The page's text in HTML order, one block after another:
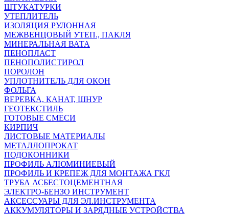
ШТУКАТУРКИ
УТЕПЛИТЕЛЬ
ИЗОЛЯЦИЯ РУЛОННАЯ
МЕЖВЕНЦОВЫЙ УТЕП., ПАКЛЯ
МИНЕРАЛЬНАЯ ВАТА
ПЕНОПЛАСТ
ПЕНОПОЛИСТИРОЛ
ПОРОЛОН
УПЛОТНИТЕЛЬ ДЛЯ ОКОН
ФОЛЬГА
ВЕРЕВКА, КАНАТ, ШНУР
ГЕОТЕКСТИЛЬ
ГОТОВЫЕ СМЕСИ
КИРПИЧ
ЛИСТОВЫЕ МАТЕРИАЛЫ
МЕТАЛЛОПРОКАТ
ПОДОКОННИКИ
ПРОФИЛЬ АЛЮМИНИЕВЫЙ
ПРОФИЛЬ И КРЕПЕЖ ДЛЯ МОНТАЖА ГКЛ
ТРУБА АСБЕСТОЦЕМЕНТНАЯ
ЭЛЕКТРО-БЕНЗО ИНСТРУМЕНТ
АКСЕССУАРЫ ДЛЯ ЭЛ.ИНСТРУМЕНТА
АККУМУЛЯТОРЫ И ЗАРЯДНЫЕ УСТРОЙСТВА